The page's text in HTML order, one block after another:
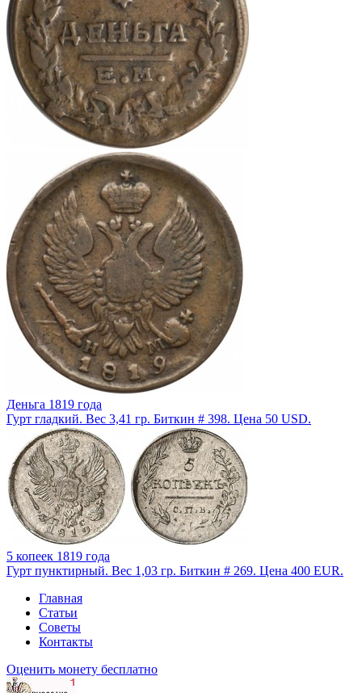
Деньга 1819 года
Гурт гладкий. Вес 3,41 гр. Биткин # 398. Цена 50 USD.
5 копеек 1819 года
Гурт пунктирный. Вес 1,03 гр. Биткин # 269. Цена 400 EUR.
Главная
Статьи
Советы
Контакты
Оценить монету бесплатно